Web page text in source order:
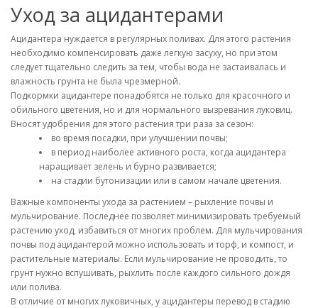
Уход за ацидантерами
Ацидантера нуждается в регулярных поливах. Для этого растения
необходимо компенсировать даже легкую засуху, но при этом
следует тщательно следить за тем, чтобы вода не застаивалась и
влажность грунта не была чрезмерной.
Подкормки ацидантере понадобятся не только для красочного и
обильного цветения, но и для нормального вызревания луковиц.
Вносят удобрения для этого растения три раза за сезон:
во время посадки, при улучшении почвы;
в период наиболее активного роста, когда ацидантера
наращивает зелень и бурно развивается;
на стадии бутонизации или в самом начале цветения.
Важные компоненты ухода за растением – рыхление почвы и
мульчирование. Последнее позволяет минимизировать требуемый
растению уход, избавиться от многих проблем. Для мульчирования
почвы под ацидантерой можно использовать и торф, и компост, и
растительные материалы. Если мульчирование не проводить, то
грунт нужно вспушивать, рыхлить после каждого сильного дождя
или полива.
В отличие от многих луковичных, у ацидантеры перевод в стадию